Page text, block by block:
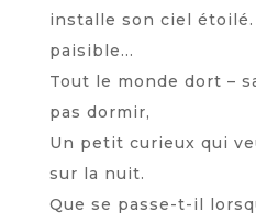
installe son ciel
paisible…
Tout le monde dort –
pas dormir,
Un petit curieux qui
sur la nuit.
Que se passe-t-il